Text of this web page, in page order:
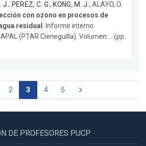
J.; PEREZ, C. G.; KONG, M. J.; ALAYO, O.
con ozono en procesos de
residual . Informe interno
(PTAR Cieneguilla). Volumen: .. (pp.
2 3 4 5
DE PROFESORES PUCP